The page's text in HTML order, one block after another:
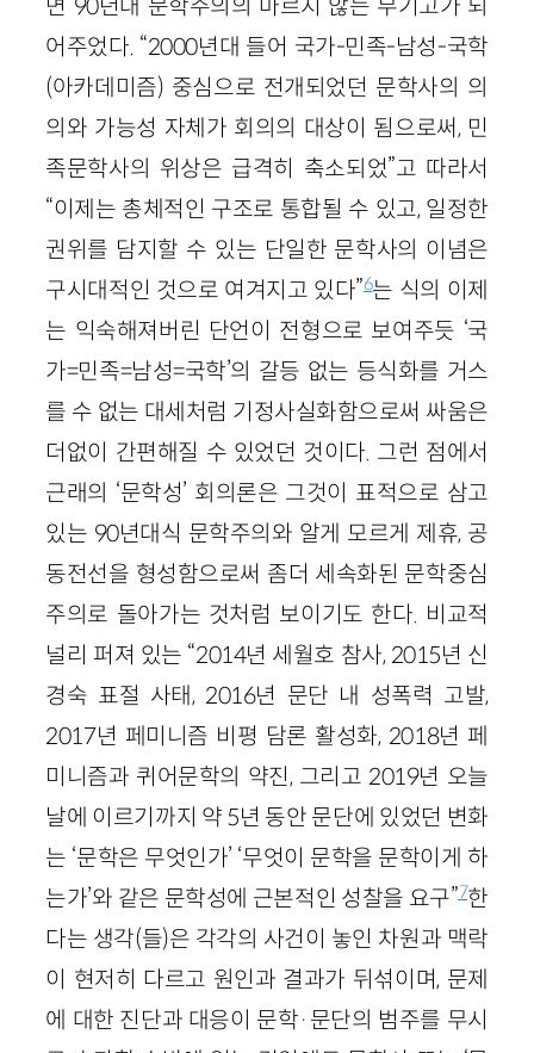
면 90년대 문학주의의 마르지 않는 무기고가 되
어주었다. “2000년대 들어 국가-민족-남성-국학
(아카데미즘) 중심으로 전개되었던 문학사의 의
의와 가능성 자체가 회의의 대상이 됨으로써, 민
족문학사의 위상은 급격히 축소되었”고 따라서
“이제는 총체적인 구조로 통합될 수 있고, 일정한
권위를 담지할 수 있는 단일한 문학사의 이념은
구시대적인 것으로 여겨지고 있다”6는 식의 이제
는 익숙해져버린 단언이 전형으로 보여주듯 ‘국
가=민족=남성=국학’의 갈등 없는 등식화를 거스
를 수 없는 대세처럼 기정사실화함으로써 싸움은
더없이 간편해질 수 있었던 것이다. 그런 점에서
근래의 ‘문학성’ 회의론은 그것이 표적으로 삼고
있는 90년대식 문학주의와 알게 모르게 제휴, 공
동전선을 형성함으로써 좀더 세속화된 문학중심
주의로 돌아가는 것처럼 보이기도 한다. 비교적
널리 퍼져 있는 “2014년 세월호 참사, 2015년 신
경숙 표절 사태, 2016년 문단 내 성폭력 고발,
2017년 페미니즘 비평 담론 활성화, 2018년 페
미니즘과 퀴어문학의 약진, 그리고 2019년 오늘
날에 이르기까지 약 5년 동안 문단에 있었던 변화
는 ‘문학은 무엇인가’ ‘무엇이 문학을 문학이게 하
는가’와 같은 문학성에 근본적인 성찰을 요구”7한
다는 생각(들)은 각각의 사건이 놓인 차원과 맥락
이 현저히 다르고 원인과 결과가 뒤섞이며, 문제
에 대한 진단과 대응이 문학·문단의 범주를 무시